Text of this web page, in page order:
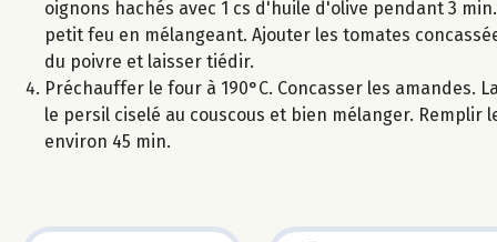
oignons hachés avec 1 cs d'huile d'olive pendant 3
petit feu en mélangeant. Ajouter les tomates
du poivre et laisser tiédir.
Préchauffer le four à 190°C. Concasser les amandes.
le persil ciselé au couscous et bien mélanger.
environ 45 min.